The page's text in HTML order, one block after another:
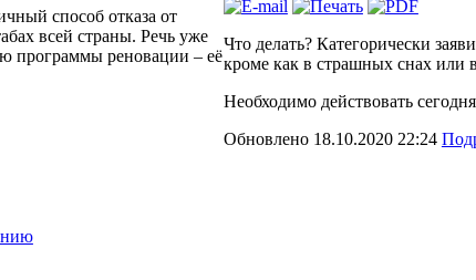
способ отказа от
всей страны. Речь уже
программы реновации – её
Что делать? Категорически
кроме как в страшных снах или
Необходимо действовать
Обновлено 18.10.2020 22:24